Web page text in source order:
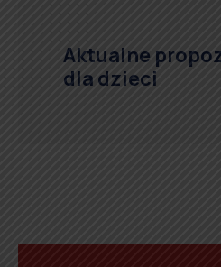
Aktualne
dla dzieci